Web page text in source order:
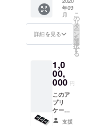
手数料
無料
codeと
マッチ
ング時
におけ
約料金
より
45%
ディス
カウン
トcode
を送付
させて
年09
月
詳細を見る
こ
の
リ
タ
ー
ン
を
選
択
す
る
1,0
00,
000 円
このア
プリ
ケー
ション
支援